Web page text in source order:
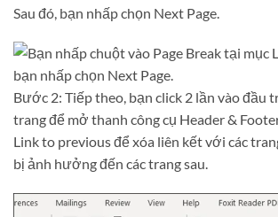
Sau đó, bạn nhấp chọn Next Page.
Bước 2: Tiếp theo, bạn click 2 lần vào đầu
trang để mở thanh công cụ Header &
Link to previous để xóa liên kết với các
bị ảnh hưởng đến các trang sau.